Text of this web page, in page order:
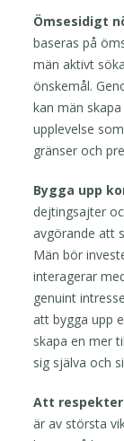
Ömsesidigt
baseras på
män aktivt
önskemål.
kan män
upplevelse
gränser och
Bygga upp
dejtingsajter
avgörande att
Män bör
interagerar
genuint
att bygga upp
skapa en mer
sig själva och
Att
är av största